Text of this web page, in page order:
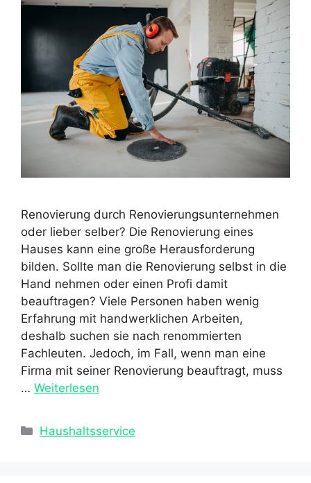
Renovierung durch Renovierungsunternehmen
oder lieber selber? Die Renovierung eines
Hauses kann eine große Herausforderung
bilden. Sollte man die Renovierung selbst in die
Hand nehmen oder einen Profi damit
beauftragen? Viele Personen haben wenig
Erfahrung mit handwerklichen Arbeiten,
deshalb suchen sie nach renommierten
Fachleuten. Jedoch, im Fall, wenn man eine
Firma mit seiner Renovierung beauftragt, muss
… Weiterlesen
Kategorien
Haushaltsservice